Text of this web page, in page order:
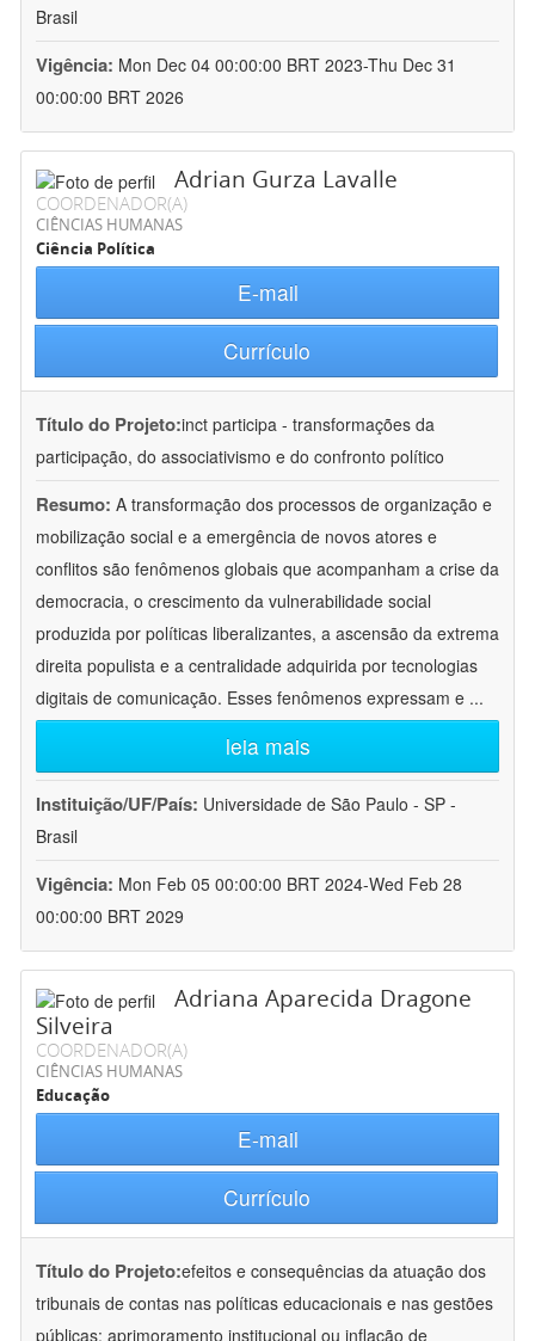
Brasil
Vigência: Mon Dec 04 00:00:00 BRT 2023-Thu Dec 31
00:00:00 BRT 2026
Adrian Gurza Lavalle
COORDENADOR(A)
CIÊNCIAS HUMANAS
Ciência Política
E-mail
Currículo
Título do Projeto:inct participa - transformações da
participação, do associativismo e do confronto político
Resumo: A transformação dos processos de organização e
mobilização social e a emergência de novos atores e
conflitos são fenômenos globais que acompanham a crise da
democracia, o crescimento da vulnerabilidade social
produzida por políticas liberalizantes, a ascensão da extrema
direita populista e a centralidade adquirida por tecnologias
digitais de comunicação. Esses fenômenos expressam e ...
leia mais
Instituição/UF/País: Universidade de São Paulo - SP -
Brasil
Vigência: Mon Feb 05 00:00:00 BRT 2024-Wed Feb 28
00:00:00 BRT 2029
Adriana Aparecida Dragone
Silveira
COORDENADOR(A)
CIÊNCIAS HUMANAS
Educação
E-mail
Currículo
Título do Projeto:efeitos e consequências da atuação dos
tribunais de contas nas políticas educacionais e nas gestões
públicas: aprimoramento institucional ou inflação de